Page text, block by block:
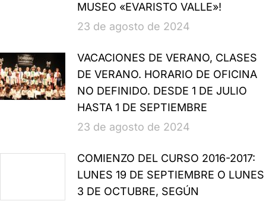
MUSEO «EVARISTO VALLE»!
23 de agosto de 2024
VACACIONES DE VERANO, CLASES
DE VERANO. HORARIO DE OFICINA
NO DEFINIDO. DESDE 1 DE JULIO
HASTA 1 DE SEPTIEMBRE
23 de agosto de 2024
COMIENZO DEL CURSO 2016-2017:
LUNES 19 DE SEPTIEMBRE O LUNES
3 DE OCTUBRE, SEGÚN